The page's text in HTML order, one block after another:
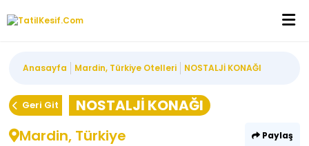
Anasayfa Mardin, Türkiye Otelleri NOSTALJİ KONAĞI
Geri Git
NOSTALJİ KONAĞI
Mardin, Türkiye
Paylaş